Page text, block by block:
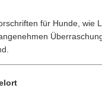
für Hunde,